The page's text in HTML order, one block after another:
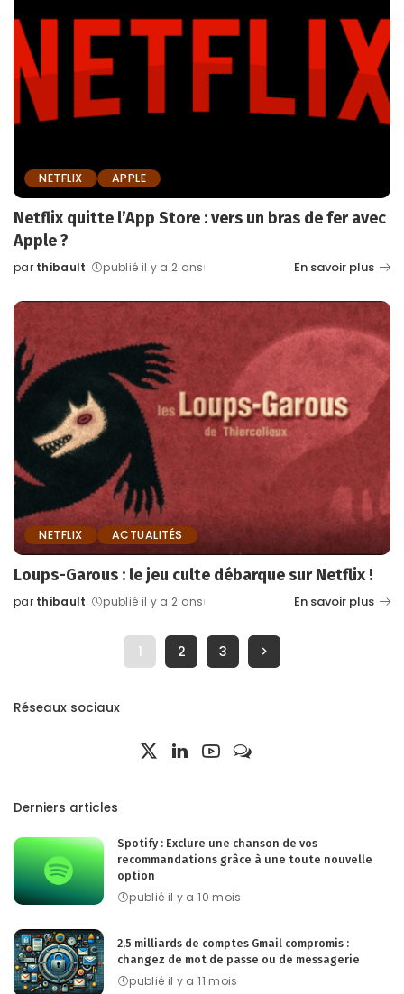
NETFLIX APPLE
Netflix quitte l’App Store : vers un bras de fer avec
Apple ?
Posted
par thibault publié il y a 2 ans En savoir plus
NETFLIX ACTUALITÉS
Loups-Garous : le jeu culte débarque sur Netflix !
Posted
par thibault publié il y a 2 ans En savoir plus
1 2 3
Réseaux sociaux
Derniers articles
Spotify : Exclure une chanson de vos
recommandations grâce à une toute nouvelle
option
publié il y a 10 mois
2,5 milliards de comptes Gmail compromis :
changez de mot de passe ou de messagerie
publié il y a 11 mois